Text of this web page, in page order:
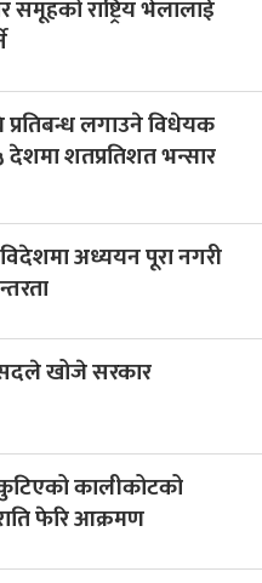
राष्ट्रिय भेलालाई
लगाउने विधेयक
देशमा शतप्रतिशत भन्सार
अध्ययन पूरा नगरी
खोजे सरकार
कालीकोटको
फेरि आक्रमण